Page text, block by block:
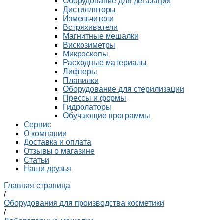
Дистилляторы
Измельчители
Встряхиватели
Магнитные мешалки
Вискозиметры
Микроскопы
Расходные материалы
Лифтеры
Плавилки
Оборудование для стерилизации
Прессы и формы
Гидролаторы
Обучающие программы
Сервис
О компании
Доставка и оплата
Отзывы о магазине
Статьи
Наши друзья
Главная страница
/
Оборудования для производства косметики
/